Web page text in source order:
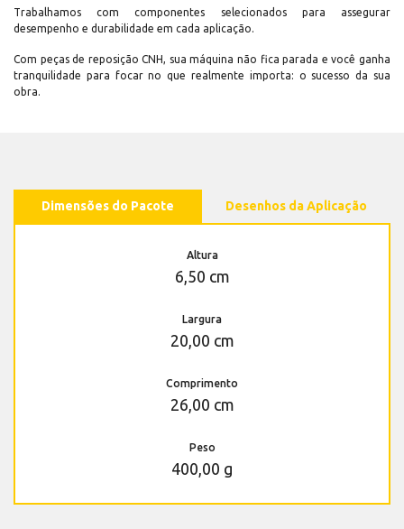
Trabalhamos com componentes selecionados para assegurar
desempenho e durabilidade em cada aplicação.
Com peças de reposição CNH, sua máquina não fica parada e você ganha
tranquilidade para focar no que realmente importa: o sucesso da sua
obra.
Dimensões do Pacote Desenhos da Aplicação
Altura
6,50 cm
Largura
20,00 cm
Comprimento
26,00 cm
Peso
400,00 g